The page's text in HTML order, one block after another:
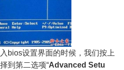
入bios设置界面的时候，我们按上
到第二选项“Advanced Setu